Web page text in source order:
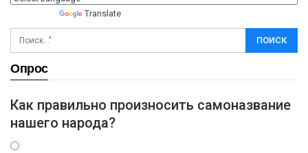
Translate
Опрос
Как правильно произносить самоназвание
нашего народа?